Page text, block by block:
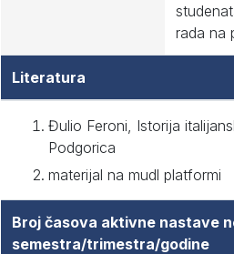
rada na
Literatura
Đulio Feroni, Istorija
Podgorica
materijal na mudl platformi
Broj časova aktivne nastave
semestra/trimestra/godine